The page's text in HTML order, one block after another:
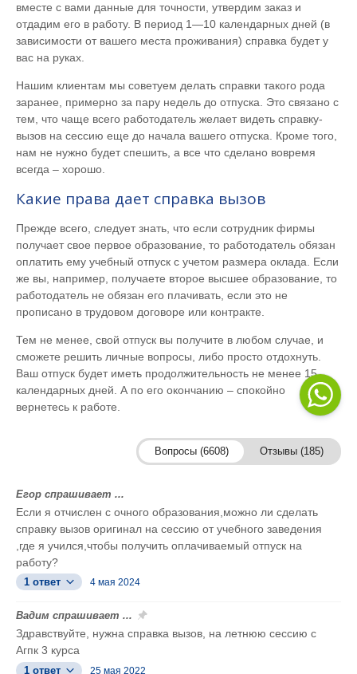
вместе с вами данные для точности, утвердим заказ и
отдадим его в работу. В период 1—10 календарных дней (в
зависимости от вашего места проживания) справка будет у
вас на руках.
Нашим клиентам мы советуем делать справки такого рода
заранее, примерно за пару недель до отпуска. Это связано с
тем, что чаще всего работодатель желает видеть справку-
вызов на сессию еще до начала вашего отпуска. Кроме того,
нам не нужно будет спешить, а все что сделано вовремя
всегда – хорошо.
Какие права дает справка вызов
Прежде всего, следует знать, что если сотрудник фирмы
получает свое первое образование, то работодатель обязан
оплатить ему учебный отпуск с учетом размера оклада. Если
же вы, например, получаете второе высшее образование, то
работодатель не обязан его плачивать, если это не
прописано в трудовом договоре или контракте.
Тем не менее, свой отпуск вы получите в любом случае, и
сможете решить личные вопросы, либо просто отдохнуть.
Ваш отпуск будет иметь продолжительность не менее 15
календарных дней. А по его окончанию – спокойно
вернетесь к работе.
Вопросы (6608) Отзывы (185)
Егор спрашивает ...
Если я отчислен с очного образования,можно ли сделать
справку вызов оригинал на сессию от учебного заведения
,где я учился,чтобы получить оплачиваемый отпуск на
работу?
1 ответ 4 мая 2024
Вадим спрашивает ...
Здравствуйте, нужна справка вызов, на летнюю сессию с
Агпк 3 курса
1 ответ 25 мая 2022